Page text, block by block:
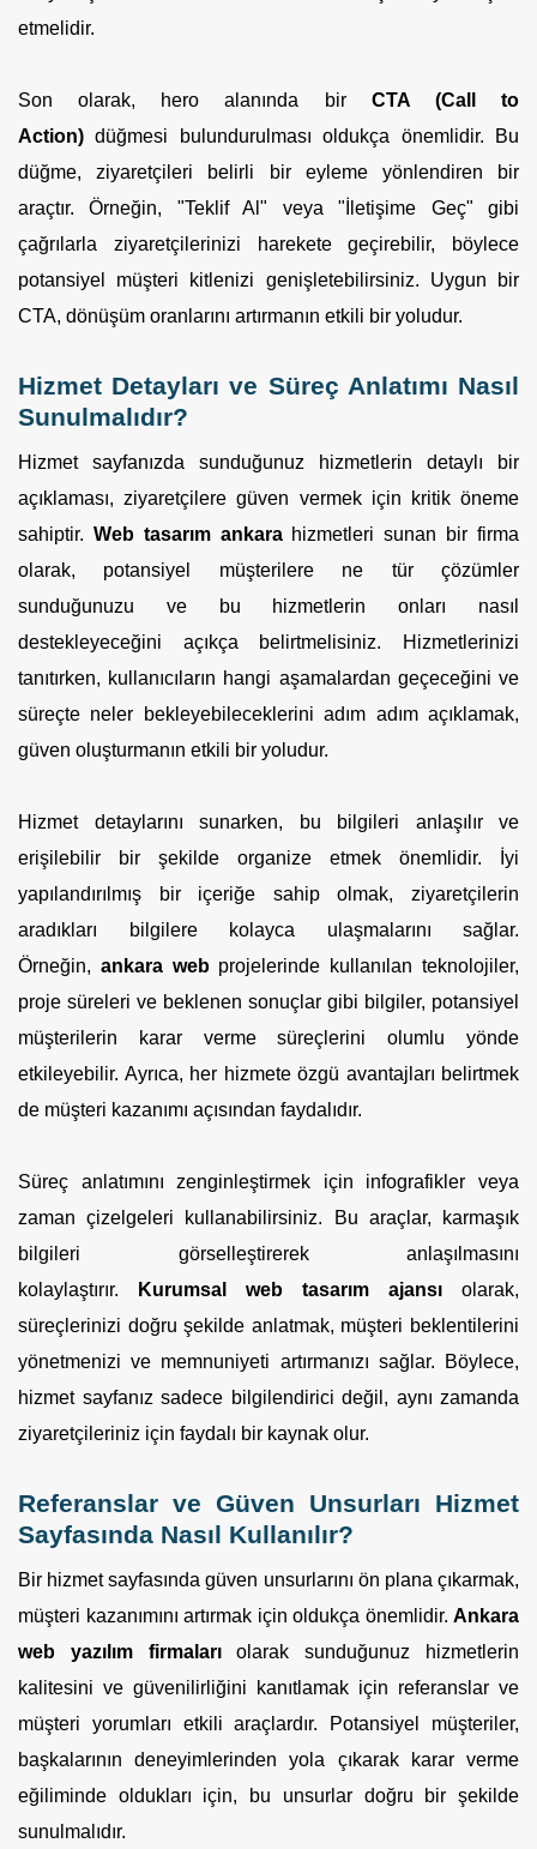
etmelidir.
Son olarak, hero alanında bir CTA (Call to
Action) düğmesi bulundurulması oldukça önemlidir. Bu
düğme, ziyaretçileri belirli bir eyleme yönlendiren bir
araçtır. Örneğin, "Teklif Al" veya "İletişime Geç" gibi
çağrılarla ziyaretçilerinizi harekete geçirebilir, böylece
potansiyel müşteri kitlenizi genişletebilirsiniz. Uygun bir
CTA, dönüşüm oranlarını artırmanın etkili bir yoludur.
Hizmet Detayları ve Süreç Anlatımı Nasıl
Sunulmalıdır?
Hizmet sayfanızda sunduğunuz hizmetlerin detaylı bir
açıklaması, ziyaretçilere güven vermek için kritik öneme
sahiptir. Web tasarım ankarahizmetleri sunan bir firma
olarak, potansiyel müşterilere ne tür çözümler
sunduğunuzu ve bu hizmetlerin onları nasıl
destekleyeceğini açıkça belirtmelisiniz. Hizmetlerinizi
tanıtırken, kullanıcıların hangi aşamalardan geçeceğini ve
süreçte neler bekleyebileceklerini adım adım açıklamak,
güven oluşturmanın etkili bir yoludur.
Hizmet detaylarını sunarken, bu bilgileri anlaşılır ve
erişilebilir bir şekilde organize etmek önemlidir. İyi
yapılandırılmış bir içeriğe sahip olmak, ziyaretçilerin
aradıkları bilgilere kolayca ulaşmalarını sağlar.
Örneğin, ankara webprojelerinde kullanılan teknolojiler,
proje süreleri ve beklenen sonuçlar gibi bilgiler, potansiyel
müşterilerin karar verme süreçlerini olumlu yönde
etkileyebilir. Ayrıca, her hizmete özgü avantajları belirtmek
de müşteri kazanımı açısından faydalıdır.
Süreç anlatımını zenginleştirmek için infografikler veya
zaman çizelgeleri kullanabilirsiniz. Bu araçlar, karmaşık
bilgileri görselleştirerek anlaşılmasını
kolaylaştırır.
Kurumsal web tasarım ajansı olarak,
süreçlerinizi doğru şekilde anlatmak, müşteri beklentilerini
yönetmenizi ve memnuniyeti artırmanızı sağlar. Böylece,
hizmet sayfanız sadece bilgilendirici değil, aynı zamanda
ziyaretçileriniz için faydalı bir kaynak olur.
Referanslar ve Güven Unsurları Hizmet
Sayfasında Nasıl Kullanılır?
Bir hizmet sayfasında güven unsurlarını ön plana çıkarmak,
müşteri kazanımını artırmak için oldukça önemlidir. Ankara
web yazılım firmalarıolarak sunduğunuz hizmetlerin
kalitesini ve güvenilirliğini kanıtlamak için referanslar ve
müşteri yorumları etkili araçlardır. Potansiyel müşteriler,
başkalarının deneyimlerinden yola çıkarak karar verme
eğiliminde oldukları için, bu unsurlar doğru bir şekilde
sunulmalıdır.